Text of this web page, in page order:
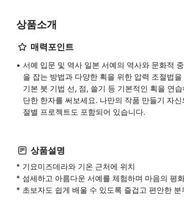
상품소개
매력포인트
서예 입문 및 역사 일본 서예의 역사와 문화적
을 잡는 방법과 다양한 획을 위한 압력 조절법
기본 붓 기법 선, 점, 쓸기 등 기본적인 획을 연
단한 한자를 써보세요. 나만의 작품 만들기 자
절별 프로젝트도 포함되어 있습니다.
상품설명
* 기요미즈데라와 기온 근처에 위치
* 섬세하고 아름다운 서예를 체험하며 마음의 평
* 초보자도 쉽게 배울 수 있도록 즐겁고 편안한